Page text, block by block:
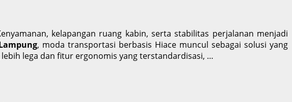
kelapangan ruang kabin, serta stabilitas perjalanan menjadi
, moda transportasi berbasis Hiace muncul sebagai solusi yang
lega dan fitur ergonomis yang terstandardisasi, …